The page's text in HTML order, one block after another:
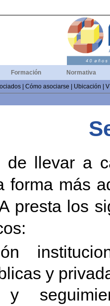
Formación
Normativa
Cómo asociarse Ubicación
de llevar a
forma más
presta los
y
y